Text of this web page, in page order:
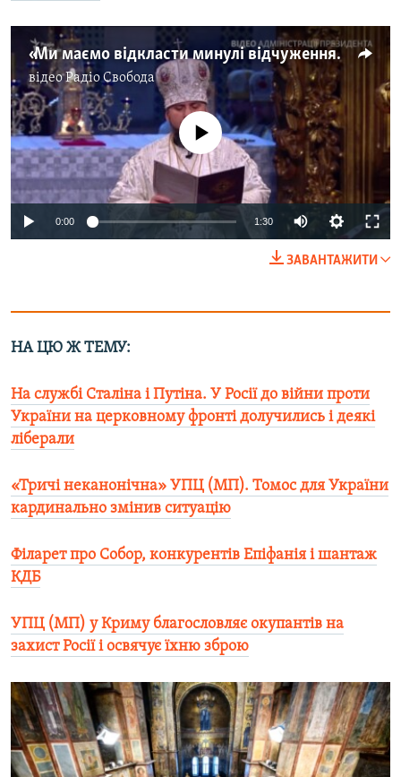
«Ми маємо відкласти минулі відчуження і ворожнечу» – митрополит Епіфаній
відеоРадіо Свобода
No media source currently available
0:00 1:30
ЗАВАНТАЖИТИ
НА ЦЮ Ж ТЕМУ:
На службі Сталіна і Путіна. У Росії до війни проти
України на церковному фронті долучились і деякі
ліберали
«Тричі неканонічна» УПЦ (МП). Томос для України
кардинально змінив ситуацію
Філарет про Собор, конкурентів Епіфанія і шантаж
КДБ
УПЦ (МП) у Криму благословляє окупантів на
захист Росії і освячує їхню зброю